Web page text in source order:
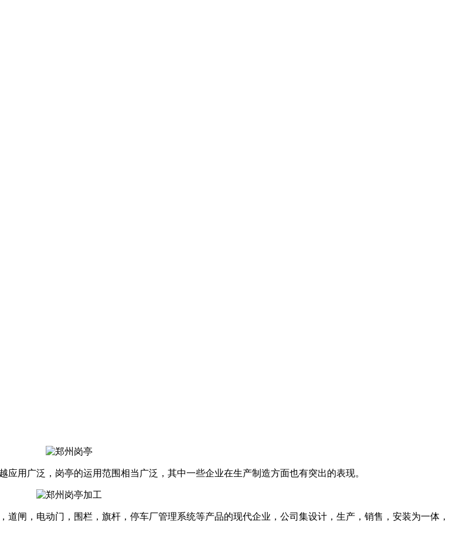
应用广泛，岗亭的运用范围相当广泛，其中一些企业在生产制造方面也有突出的表现。
道闸，电动门，围栏，旗杆，停车厂管理系统等产品的现代企业，公司集设计，生产，销售，安装为一体，